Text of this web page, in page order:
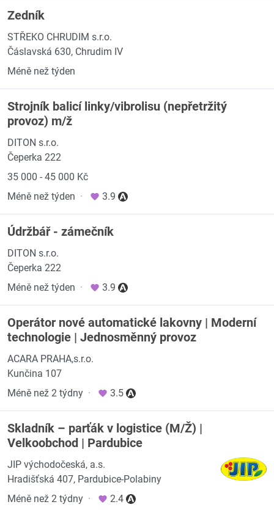
Zedník
STŘEKO CHRUDIM s.r.o.
Čáslavská 630, Chrudim IV
Méně než týden
Strojník balicí linky/vibrolisu (nepřetržitý
provoz) m/ž
DITON s.r.o.
Čeperka 222
35 000 - 45 000 Kč
Méně než týden · 3.9
Údržbář - zámečník
DITON s.r.o.
Čeperka 222
Méně než týden · 3.9
Operátor nové automatické lakovny | Moderní
technologie | Jednosměnný provoz
ACARA PRAHA,s.r.o.
Kunčina 107
Méně než 2 týdny · 3.5
Skladník – parťák v logistice (M/Ž) |
Velkoobchod | Pardubice
JIP východočeská, a.s.
Hradišťská 407, Pardubice-Polabiny
Méně než 2 týdny · 2.4